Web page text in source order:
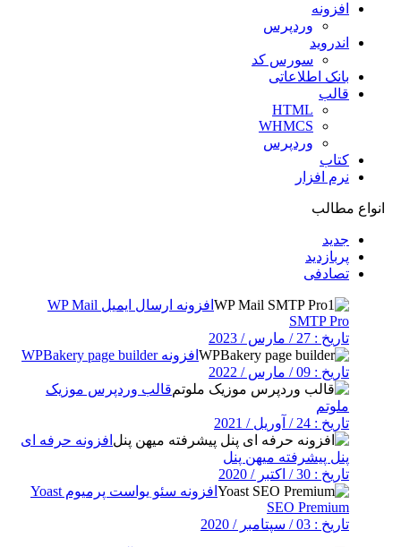
افزونه
وردپرس
اندروید
سورس کد
بانک اطلاعاتی
قالب
HTML
WHMCS
وردپرس
کتاب
نرم افزار
انواع مطالب
جدید
پربازدید
تصادفی
افزونه ارسال ایمیل WP Mail
SMTP Pro
تاریخ : 27 / مارس / 2023
افزونه WPBakery page builder
تاریخ : 09 / مارس / 2022
قالب وردپرس موزیک
ملوتم
تاریخ : 24 / آوریل / 2021
افزونه حرفه ای
پنل پیشرفته میهن پنل
تاریخ : 30 / اکتبر / 2020
افزونه سئو یواست پرمیوم Yoast
SEO Premium
تاریخ : 03 / سپتامبر / 2020